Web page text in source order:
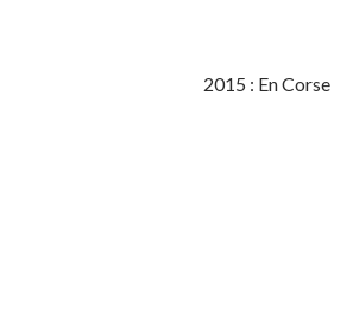
2015 : En Corse